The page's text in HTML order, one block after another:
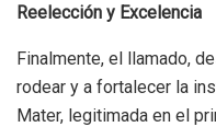
Reelección y Excelencia
Finalmente, el llamado,
rodear y a fortalecer la
Mater, legitimada en el